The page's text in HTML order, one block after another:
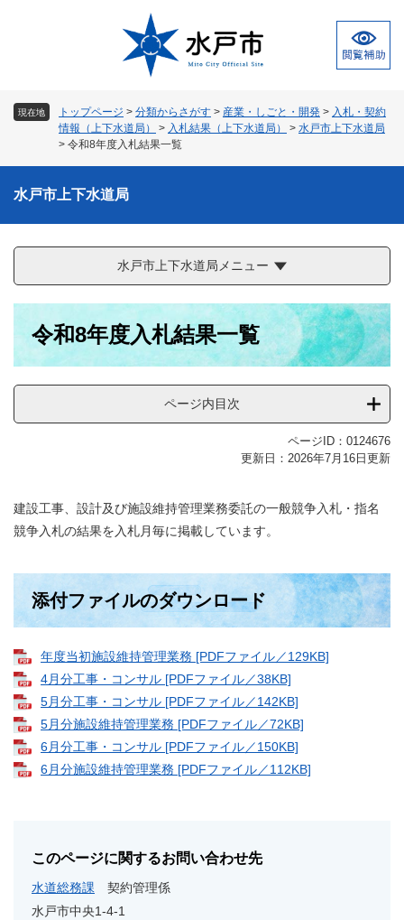
現在地 トップページ > 分類からさがす > 産業・しごと・開発 > 入札・契約
情報（上下水道局）
> 入札結果（上下水道局） > 水戸市上下水道局
> 令和8年度入札結果一覧
水戸市上下水道局
水戸市上下水道局メニュー
令和8年度入札結果一覧
ページ内目次
ページID：0124676
更新日：2026年7月16日更新
建設工事、設計及び施設維持管理業務委託の一般競争入札・指名
競争入札の結果を入札月毎に掲載しています。
添付ファイルのダウンロード
年度当初施設維持管理業務 [PDFファイル／129KB]
4月分工事・コンサル [PDFファイル／38KB]
5月分工事・コンサル [PDFファイル／142KB]
5月分施設維持管理業務 [PDFファイル／72KB]
6月分工事・コンサル [PDFファイル／150KB]
6月分施設維持管理業務 [PDFファイル／112KB]
このページに関するお問い合わせ先
水道総務課
契約管理係
水戸市中央1‐4‐1